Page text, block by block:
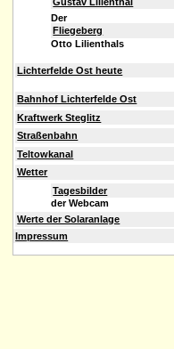
Der
Fliegeberg
Otto Lilienthals
Lichterfelde Ost heute
Bahnhof Lichterfelde Ost
Kraftwerk Steglitz
Straßenbahn
Teltowkanal
Wetter
Tagesbilder
der Webcam
Werte der Solaranlage
Impressum